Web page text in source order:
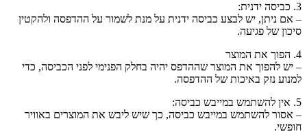
3. כביסה ידנית:
– אם ניתן, יש לבצע כביסה ידנית על מנת לשמור על ההדפסה ולהקטין
סיכון של פגיעה.
4. הפוך את המוצר
– יש להפוך את המוצר שההדפס יהיה בחלק הפנימי לפני הכביסה, כדי
למנוע נזק באיכות של ההדפסה.
5. אין להשתמש במייבש כביסה:
– אסור להשתמש במייבש כביסה, כך שיש ליבש את המוצרים באוויר
חופשי.